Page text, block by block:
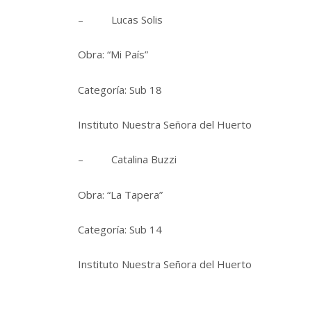
– Lucas Solis
Obra: “Mi País”
Categoría: Sub 18
Instituto Nuestra Señora del Huerto
– Catalina Buzzi
Obra: “La Tapera”
Categoría: Sub 14
Instituto Nuestra Señora del Huerto